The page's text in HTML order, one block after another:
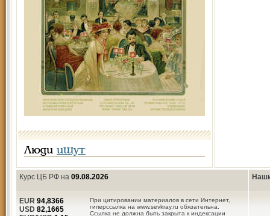
Люди ищут
Курс ЦБ РФ на 09.08.2026
При цитировании материалов в сети Интернет,
гиперссылка на www.sevkray.ru обязательна.
Ссылка не должна быть закрыта к индексации
EUR 94,8366
USD 82,1665